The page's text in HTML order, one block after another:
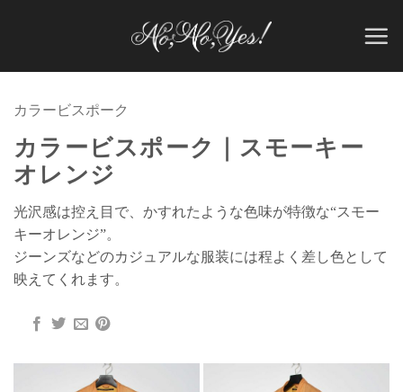
カラービスポーク
カラービスポーク｜スモーキー
オレンジ
光沢感は控え目で、かすれたような色味が特徴な“スモー
キーオレンジ”。
ジーンズなどのカジュアルな服装には程よく差し色として
映えてくれます。